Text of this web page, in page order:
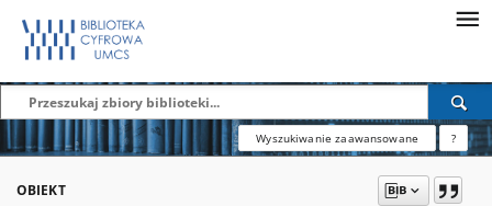
Wyszukiwanie zaawansowane ?
OBIEKT